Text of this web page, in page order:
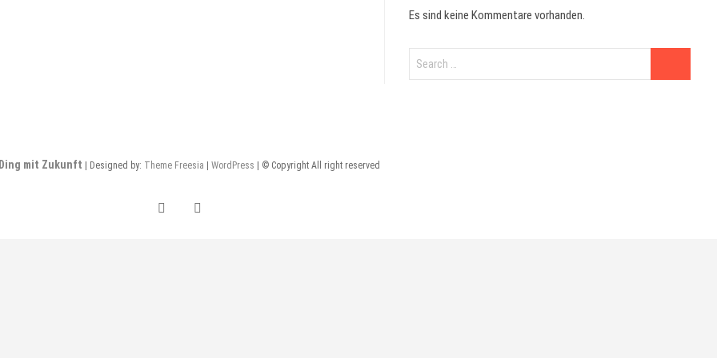
Es sind keine Kommentare vorhanden.
mit Zukunft | Designed by: Theme Freesia WordPress | © Copyright All right reserved